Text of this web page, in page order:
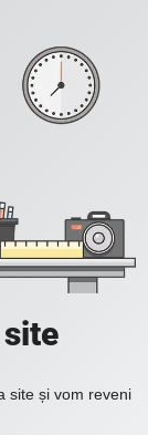
site și vom reveni